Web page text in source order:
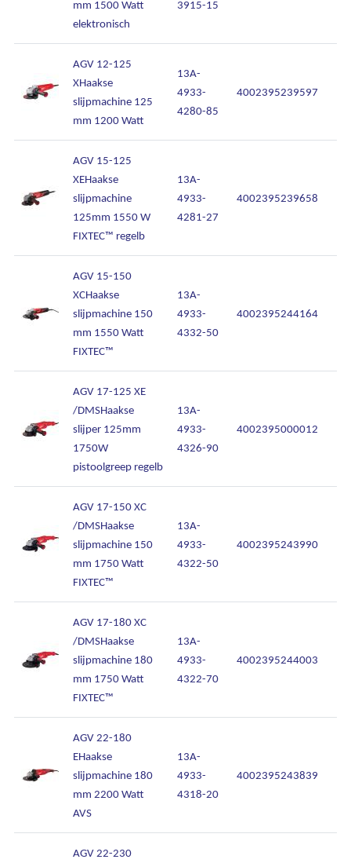
Ons assortiment
Onze merken
Over Kalkhuis
Contact
mm 1500 Watt
elektronisch
3915-15
AGV 12-125
XHaakse
slijpmachine 125
mm 1200 Watt
13A-
4933-
4280-85
4002395239597
AGV 15-125
XEHaakse
slijpmachine
125mm 1550 W
FIXTEC™ regelb
13A-
4933-
4281-27
4002395239658
AGV 15-150
XCHaakse
slijpmachine 150
mm 1550 Watt
FIXTEC™
13A-
4933-
4332-50
4002395244164
AGV 17-125 XE
/DMSHaakse
slijper 125mm
1750W
pistoolgreep regelb
13A-
4933-
4326-90
4002395000012
AGV 17-150 XC
/DMSHaakse
slijpmachine 150
mm 1750 Watt
FIXTEC™
13A-
4933-
4322-50
4002395243990
AGV 17-180 XC
/DMSHaakse
slijpmachine 180
mm 1750 Watt
FIXTEC™
13A-
4933-
4322-70
4002395244003
AGV 22-180
EHaakse
slijpmachine 180
mm 2200 Watt
AVS
13A-
4933-
4318-20
4002395243839
AGV 22-230